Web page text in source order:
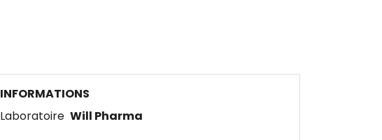
INFORMATIONS
Laboratoire Will Pharma